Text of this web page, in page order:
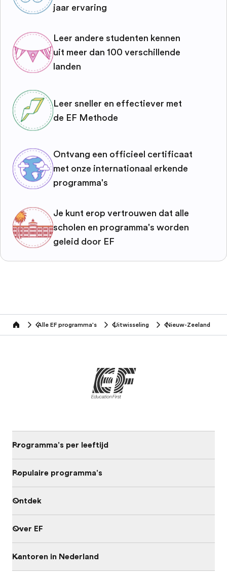
jaar ervaring
Leer andere studenten kennen
uit meer dan 100 verschillende
landen
Leer sneller en effectiever met
de EF Methode
Ontvang een officieel certificaat
met onze internationaal erkende
programma's
Je kunt erop vertrouwen dat alle
scholen en programma's worden
geleid door EF
home Alle EF programma's Uitwisseling Nieuw-Zeeland
Programma's per leeftijd
Populaire programma's
Ontdek
Over EF
Kantoren in Nederland